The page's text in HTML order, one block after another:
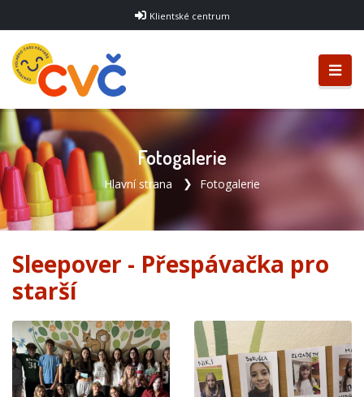
Klientské centrum
Fotogalerie
Hlavní strana Fotogalerie
Sleepover - Přespávačka pro
starší